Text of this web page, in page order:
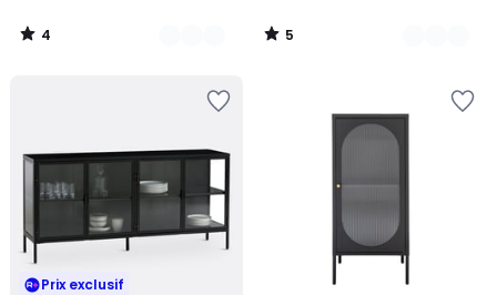
4
/
5
/
Prix exclusif